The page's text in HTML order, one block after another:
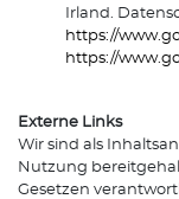
Irland.
https://
https://
Externe Links
Wir sind als
Nutzung
Gesetzen